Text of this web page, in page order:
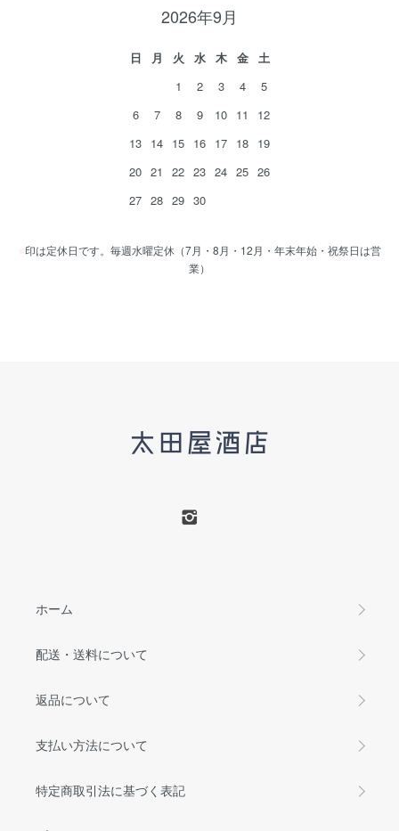
2026年9月
日 月 火 水 木 金
土
1
2 3 4
5
6
7 8 9 10 11
12
13 14 15 16 17 18 19
20 21 22 23 24 25 26
27 28 29 30
印は定休日です。毎週水曜定休（7月・8月・12月・年末年始・祝祭日は営
業）
ホーム
配送・送料について
返品について
支払い方法について
特定商取引法に基づく表記